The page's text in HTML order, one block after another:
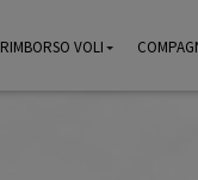
RIMBORSO VOLI
RIMBORSO VOLI